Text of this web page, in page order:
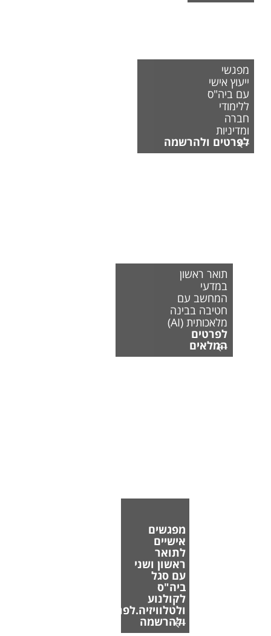
מפגשי
ייעוץ אישי
עם ביה"ס
ללימודי
חברה
ומדיניות
לפרטים ולהרשמה
תואר ראשון
במדעי
המחשב עם
חטיבה בבינה
מלאכותית (AI)
לפרטים
המלאים
מפגשים
אישיים
לתואר
ראשון ושני
עם סגל
ביה"ס
לקולנוע
ולטלוויזיה.לפרטים
ולהרשמה